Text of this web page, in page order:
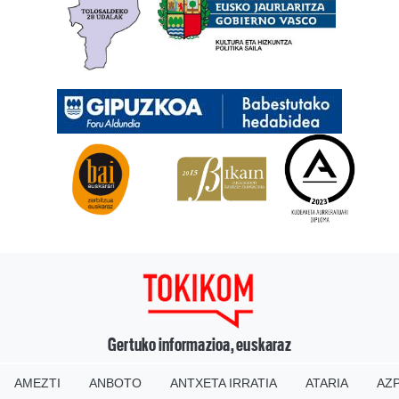
Gertuko informazioa, euskaraz
AMEZTI ANBOTO ANTXETA IRRATIA ATARIA